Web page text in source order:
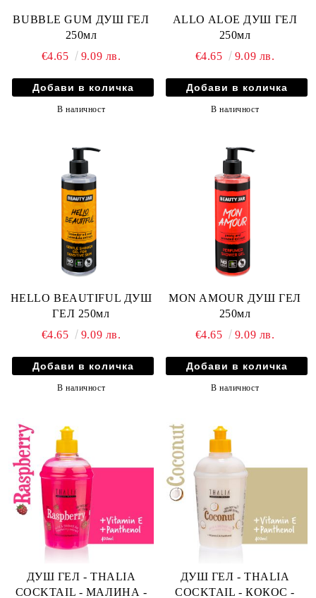
BUBBLE GUM ДУШ ГЕЛ
250мл
€4.65
9.09 лв.
В наличност
ALLO ALOE ДУШ ГЕЛ
250мл
€4.65
9.09 лв.
В наличност
HELLO BEAUTIFUL ДУШ
ГЕЛ 250мл
€4.65
9.09 лв.
В наличност
MON AMOUR ДУШ ГЕЛ
250мл
€4.65
9.09 лв.
В наличност
ДУШ ГЕЛ - THALIA
COCKTAIL - МАЛИНА -
ДУШ ГЕЛ - THALIA
COCKTAIL - КОКОС -